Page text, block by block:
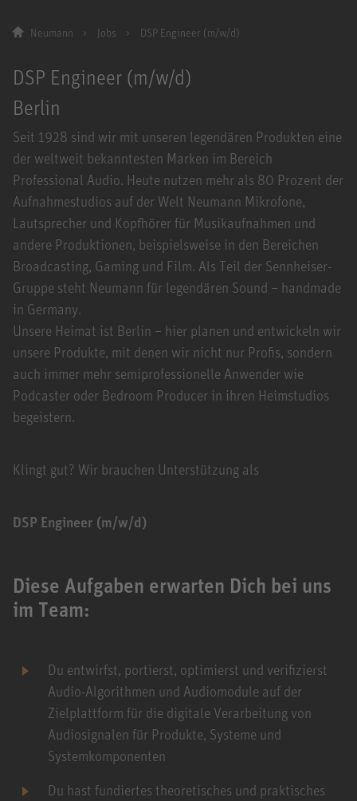
Neumann Jobs DSP Engineer (m/w/d)
DSP Engineer (m/w/d)
Berlin
Seit 1928 sind wir mit unseren legendären Produkten eine
der weltweit bekanntesten Marken im Bereich
Professional Audio. Heute nutzen mehr als 80 Prozent der
Aufnahmestudios auf der Welt Neumann Mikrofone,
Lautsprecher und Kopfhörer für Musikaufnahmen und
andere Produktionen, beispielsweise in den Bereichen
Broadcasting, Gaming und Film. Als Teil der Sennheiser-
Gruppe steht Neumann für legendären Sound – handmade
in Germany.
Unsere Heimat ist Berlin – hier planen und entwickeln wir
unsere Produkte, mit denen wir nicht nur Profis, sondern
auch immer mehr semiprofessionelle Anwender wie
Podcaster oder Bedroom Producer in ihren Heimstudios
begeistern.
Klingt gut? Wir brauchen Unterstützung als
DSP Engineer (m/w/d)
Diese Aufgaben erwarten Dich bei uns
im Team:
Du entwirfst, portierst, optimierst und verifizierst
Audio-Algorithmen und Audiomodule auf der
Zielplattform für die digitale Verarbeitung von
Audiosignalen für Produkte, Systeme und
Systemkomponenten
Du hast fundiertes theoretisches und praktisches